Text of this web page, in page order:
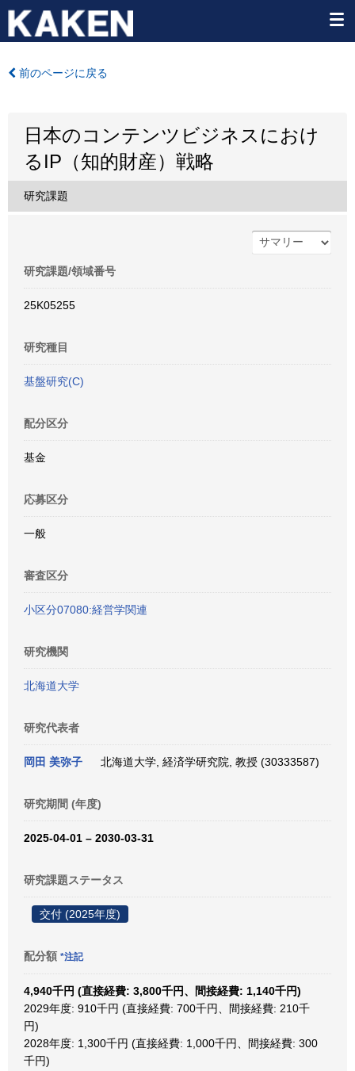
前のページに戻る
日本のコンテンツビジネスにおけ
るIP（知的財産）戦略
研究課題
研究課題/領域番号
25K05255
研究種目
基盤研究(C)
配分区分
基金
応募区分
一般
審査区分
小区分07080:経営学関連
研究機関
北海道大学
研究代表者
岡田 美弥子 北海道大学, 経済学研究院, 教授 (30333587)
研究期間 (年度)
2025-04-01 – 2030-03-31
研究課題ステータス
交付 (2025年度)
配分額 *注記
4,940千円 (直接経費: 3,800千円、間接経費: 1,140千円)
2029年度: 910千円 (直接経費: 700千円、間接経費: 210千
円)
2028年度: 1,300千円 (直接経費: 1,000千円、間接経費: 300
千円)